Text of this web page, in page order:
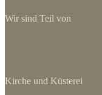
Wir sind Teil von
Kirche und Küsterei